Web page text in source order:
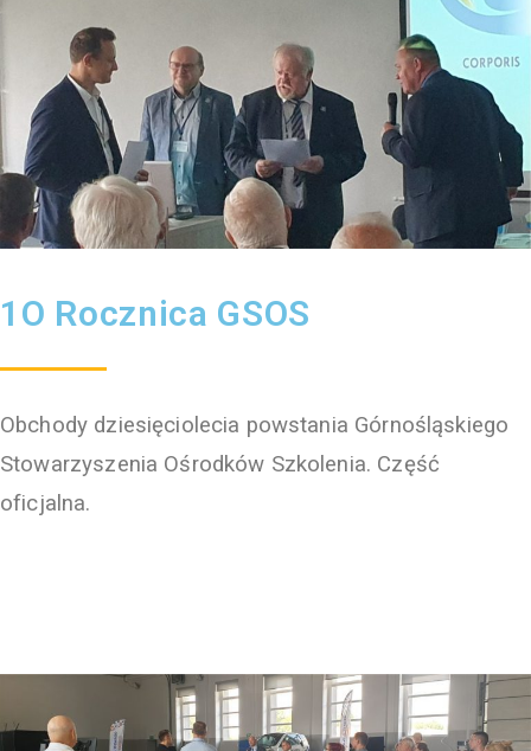
1O Rocznica GSOS
Obchody dziesięciolecia powstania Górnośląskiego
Stowarzyszenia Ośrodków Szkolenia. Część
oficjalna.